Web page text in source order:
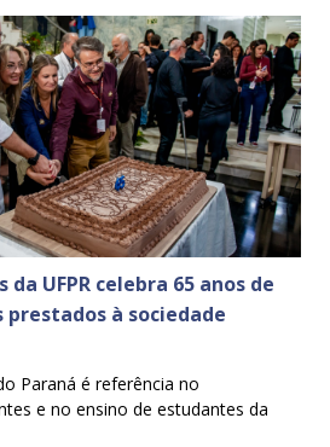
UFPR celebra 65 anos de
à sociedade
Paraná é referência no
e no ensino de estudantes da